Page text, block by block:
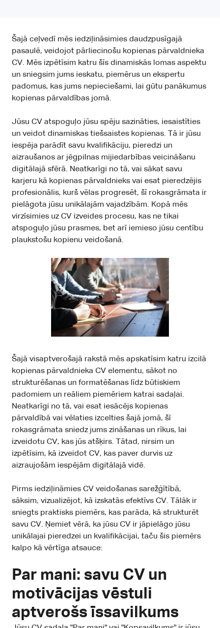
Šajā ceļvedī mēs iedziļināsimies daudzpusīgajā
pasaulē, veidojot pārliecinošu kopienas pārvaldnieka
CV. Mēs izpētīsim katru šīs dinamiskās lomas aspektu
un sniegsim jums ieskatu, piemērus un ekspertu
padomus, kas jums nepieciešami, lai gūtu panākumus
kopienas pārvaldības jomā.
Jūsu CV atspoguļo jūsu spēju sazināties, iesaistīties
un veidot dinamiskas tiešsaistes kopienas. Tā ir jūsu
iespēja parādīt savu kvalifikāciju, pieredzi un
aizraušanos ar jēgpilnas mijiedarbības veicināšanu
digitālajā sfērā. Neatkarīgi no tā, vai sākat savu
karjeru kā kopienas pārvaldnieks vai esat pieredzējis
profesionālis, kurš vēlas progresēt, šī rokasgrāmata ir
pielāgota jūsu unikālajām vajadzībām. Kopā mēs
virzīsimies uz CV izveides procesu, kas ne tikai
atspoguļo jūsu prasmes, bet arī iemieso jūsu centību
plaukstošu kopienu veidošanā.
Šajā visaptverošajā rakstā mēs apskatīsim katru izcilā
kopienas pārvaldnieka CV elementu, sākot no
strukturēšanas un formatēšanas līdz būtiskiem
padomiem un reāliem piemēriem katrai sadaļai.
Neatkarīgi no tā, vai esat iesācējs kopienas
pārvaldībā vai vēlaties izcelties šajā jomā, šī
rokasgrāmata sniedz jums zināšanas un rīkus, lai
izveidotu CV, kas jūs atšķirs. Tātad, nirsim un
izpētīsim, kā izveidot CV, kas paver durvis uz
aizraujošām iespējām digitālajā vidē.
Pirms iedziļināmies CV veidošanas sarežģītībā,
sāksim, vizualizējot, kā izskatās efektīvs CV. Tālāk ir
sniegts praktisks piemērs, kas parāda, kā strukturēt
savu CV. Ņemiet vērā, ka jūsu CV ir jāpielāgo jūsu
unikālajai pieredzei un kvalifikācijai, taču šis piemērs
kalpo kā vērtīga atsauce:
Par mani: savu CV un
motivācijas vēstuli
aptverošs īssavilkums